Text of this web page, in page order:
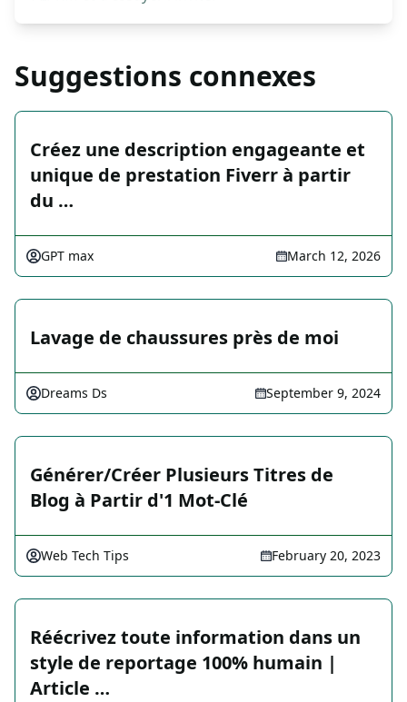
Suggestions connexes
Créez une description engageante et
unique de prestation Fiverr à partir
du …
GPT max March 12, 2026
Lavage de chaussures près de moi
Dreams Ds September 9, 2024
Générer/Créer Plusieurs Titres de
Blog à Partir d'1 Mot-Clé
Web Tech Tips February 20, 2023
Réécrivez toute information dans un
style de reportage 100% humain |
Article …